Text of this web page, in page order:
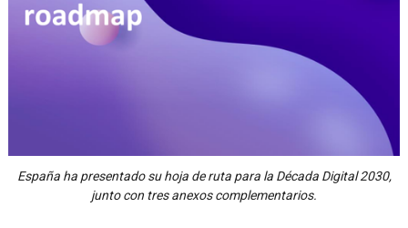
España ha presentado su hoja de ruta para la Década Digital 2030,
junto con tres anexos complementarios.